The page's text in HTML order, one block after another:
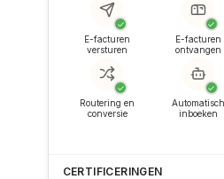
✓
E-facturen
versturen
✓
E-facturen
ontvangen
✓
Routering en
conversie
✓
Automatisch
inboeken
CERTIFICERINGEN